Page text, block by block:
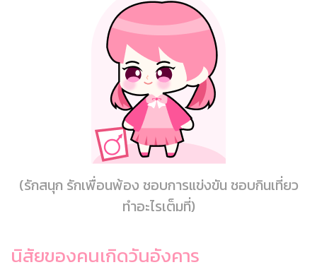
(รักสนุก รักเพื่อนพ้อง ชอบการแข่งขัน ชอบกินเที่ยว
ทำอะไรเต็มที่)
นิสัยของคนเกิดวันอังคาร